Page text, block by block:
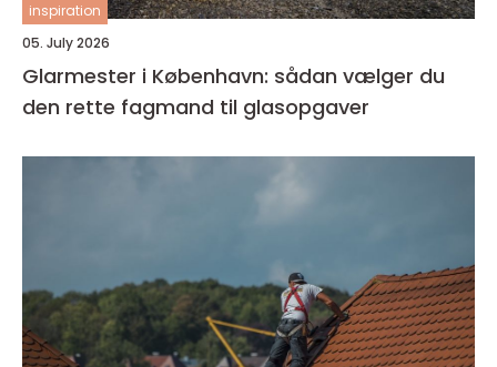
inspiration
05. July 2026
Glarmester i København: sådan vælger du
den rette fagmand til glasopgaver